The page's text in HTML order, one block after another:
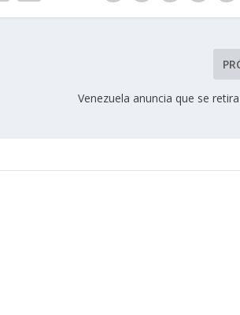
Venezuela anuncia que se